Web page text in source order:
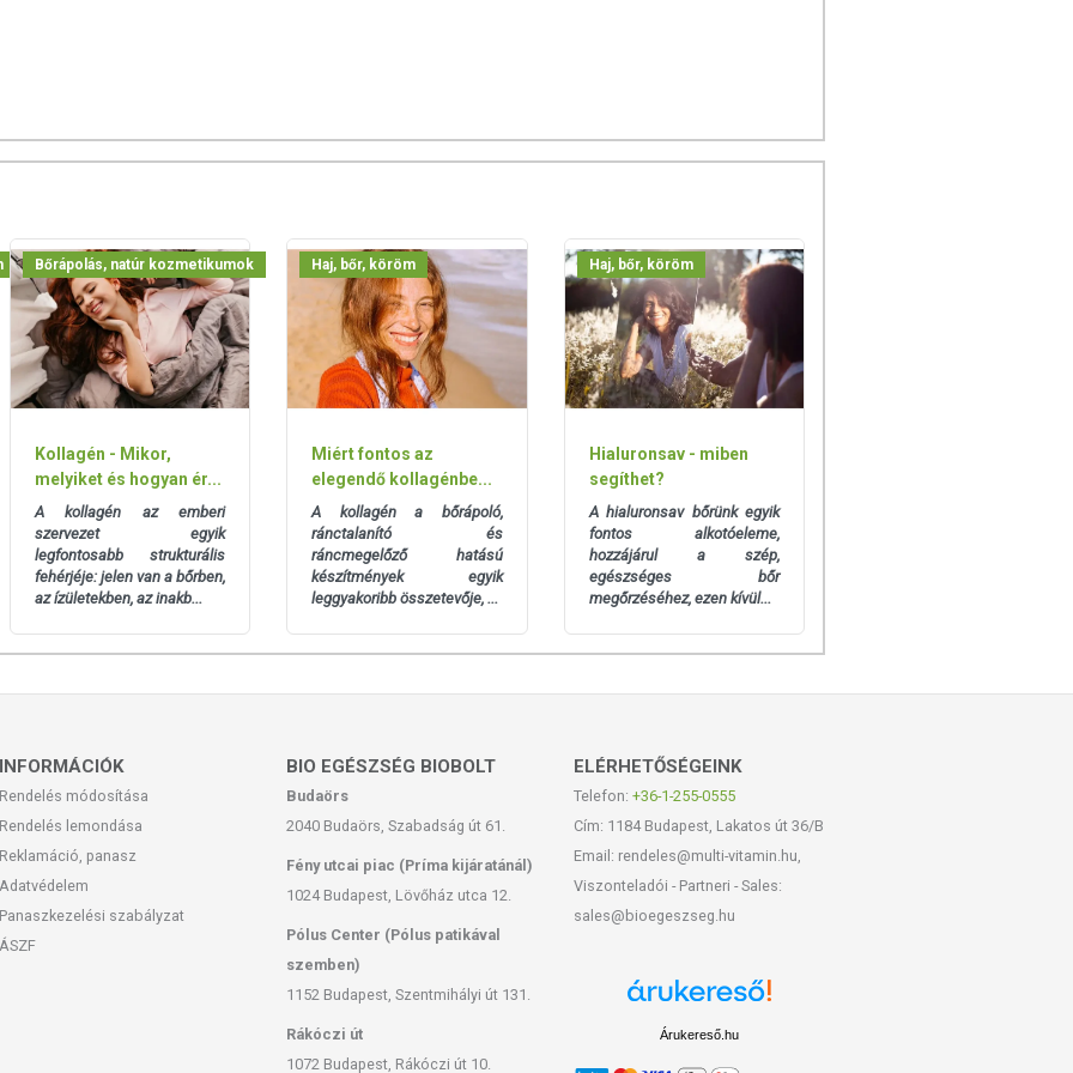
elől elzárva!
frissítjük, törekszünk arra, hogy naprakészek legyenek.
ennek ellenére a webshopon szereplő adatok (beleértve a
információkat is) csak tájékoztató jellegűek, a tényleges
adódóan. A friss, aktuális információkat a termékek
vegyes étrendet és az egészséges életmódot! A termék nem
orvosi kezelés helyettesítésére alkalmas! Betegség esetén
Az ajánlott napi fogyasztási mennyiséget ne lépje túl! Ne
érzékeny vagy allergiás! Kisgyermektől elzárva
szolgálják, és koncentrált formában tartalmaznak
élettani hatással rendelkezhetnek, amely egyénenként
reklámozásuk során nem engedélyezett a készítményeknek
tulajdonítani.
Bőrápolás, natúr kozmetikumok
Kollagén - Mikor,
melyiket és hogyan ér...
A kollagén az emberi
szervezet egyik
legfontosabb strukturális
fehérjéje: jelen van a bőrben,
az ízületekben, az inakb...
Haj, bőr, köröm
Miért fontos az
elegendő kollagénbe...
A kollagén a bőrápoló,
ránctalanító és
ráncmegelőző hatású
készítmények egyik
leggyakoribb összetevője, ...
Haj, bőr, köröm
Hialuronsav - miben
segíthet?
A hialuronsav bőrünk egyik
fontos alkotóeleme,
hozzájárul a szép,
egészséges bőr
megőrzéséhez, ezen kívül...
INFORMÁCIÓK
Rendelés módosítása
Rendelés lemondása
Reklamáció, panasz
Adatvédelem
Panaszkezelési szabályzat
ÁSZF
BIO EGÉSZSÉG BIOBOLT
Budaörs
2040 Budaörs, Szabadság út 61.
Fény utcai piac (Príma kijáratánál)
1024 Budapest, Lövőház utca 12.
Pólus Center (Pólus patikával
szemben)
1152 Budapest, Szentmihályi út 131.
Rákóczi út
1072 Budapest, Rákóczi út 10.
ELÉRHETŐSÉGEINK
Telefon: +36-1-255-0555
Cím: 1184 Budapest, Lakatos út 36/B
Email: rendeles@multi-vitamin.hu,
Viszonteladói - Partneri - Sales:
sales@bioegeszseg.hu
Árukereső.hu